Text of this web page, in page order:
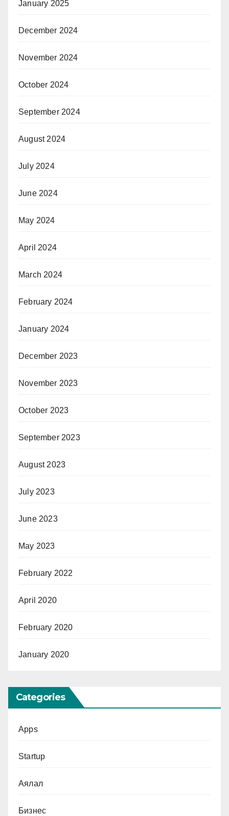
January 2025
December 2024
November 2024
October 2024
September 2024
August 2024
July 2024
June 2024
May 2024
April 2024
March 2024
February 2024
January 2024
December 2023
November 2023
October 2023
September 2023
August 2023
July 2023
June 2023
May 2023
February 2022
April 2020
February 2020
January 2020
Categories
Apps
Startup
Аялал
Бизнес